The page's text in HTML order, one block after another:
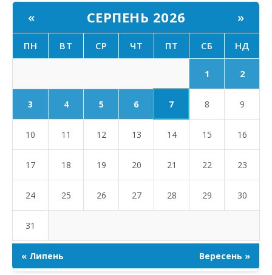
« СЕРПЕНЬ 2026 »
ПН ВТ СР ЧТ ПТ СБ НД
1 2
3 4 5 6 7 8 9
10 11 12 13 14 15 16
17 18 19 20 21 22 23
24 25 26 27 28 29 30
31
« Липень Вересень »